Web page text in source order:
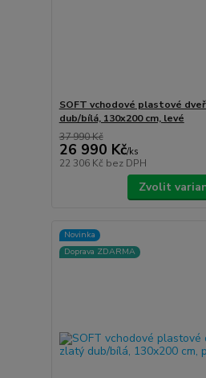
SOFT vchodové plastové
dub/bílá, 130x200 cm, levé
37 990 Kč
26 990 Kč/ks
22 306 Kč bez DPH
Zvolit
Novinka
Doprava ZDARMA